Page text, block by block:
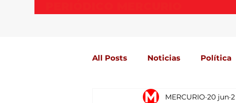
All Posts Noticias Política
Agricultura México
MERCURIO 20 jun